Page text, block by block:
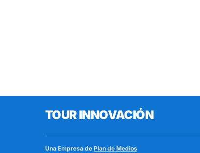
TOUR INNOVACIÓN
Una Empresa de Plan de Medios